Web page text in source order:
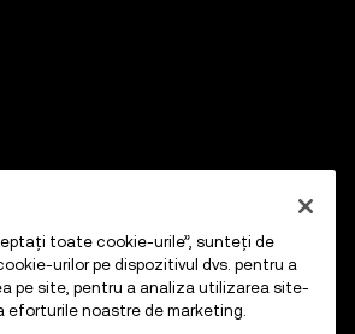
toate cookie-urile”, sunteți de
urilor pe dispozitivul dvs. pentru a
pe site, pentru a analiza utilizarea site-
eforturile noastre de marketing.